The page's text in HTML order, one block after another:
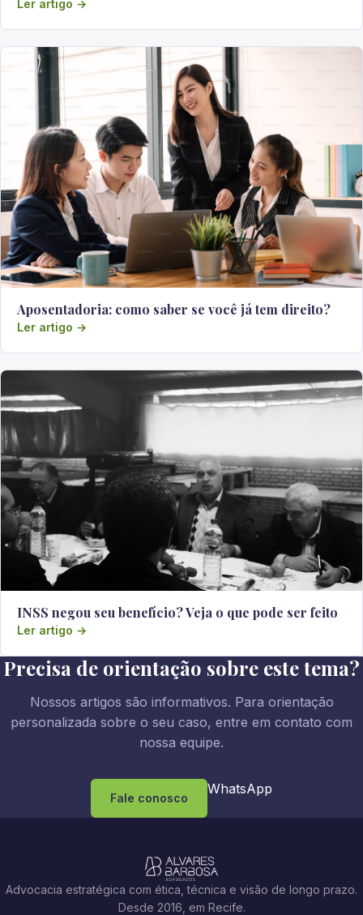
Ler artigo →
Aposentadoria: como saber se você já tem direito?
Ler artigo →
INSS negou seu benefício? Veja o que pode ser feito
Ler artigo →
Precisa de orientação sobre este tema?
Nossos artigos são informativos. Para orientação
personalizada sobre o seu caso, entre em contato com
nossa equipe.
Fale conosco
WhatsApp
Advocacia estratégica com ética, técnica e visão de longo prazo.
Desde 2016, em Recife.